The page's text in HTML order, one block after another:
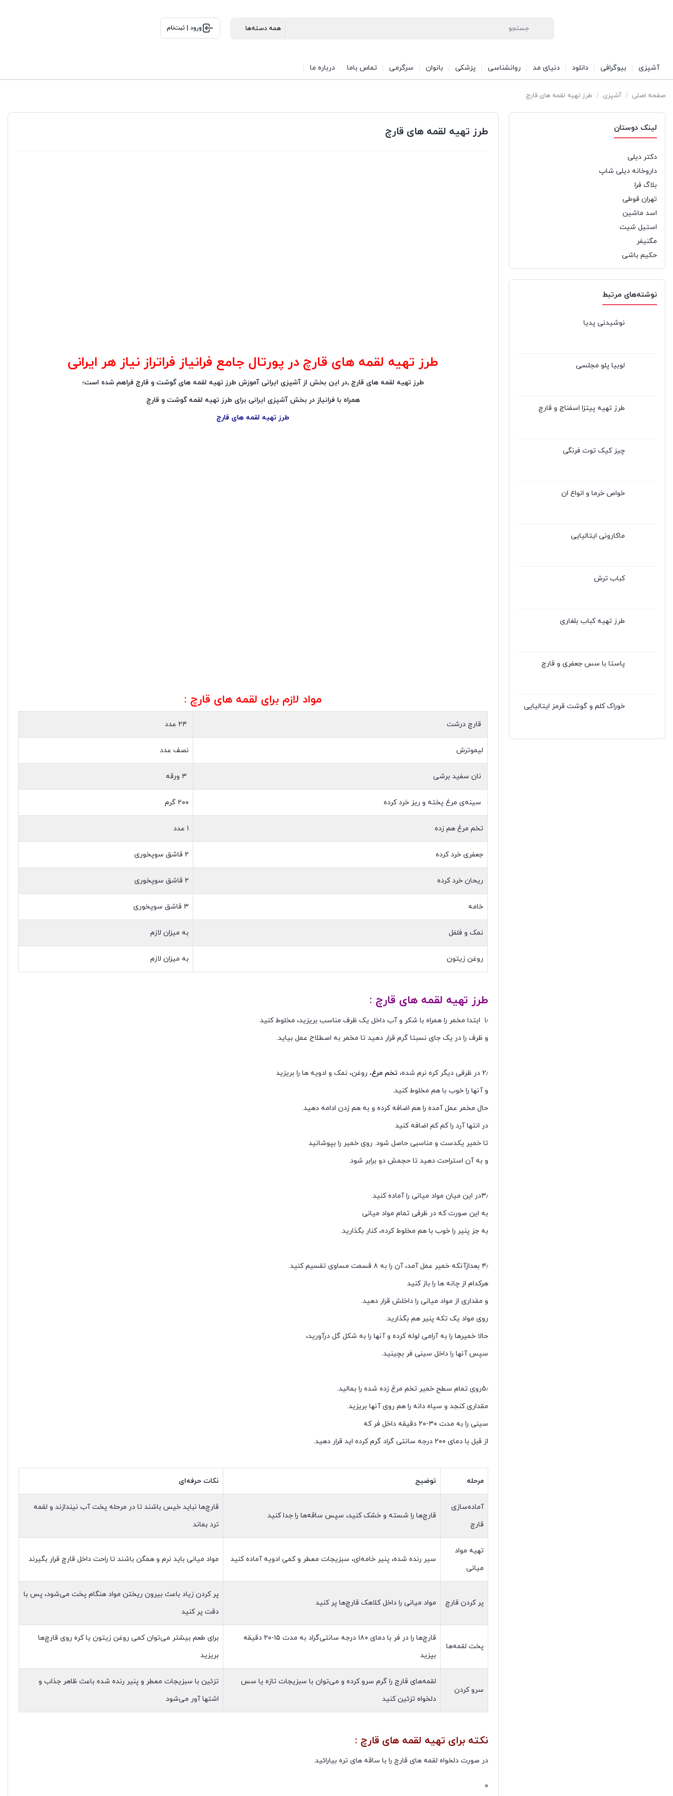
ورود | ثبت‌نام
آشپزی بیوگرافی دانلود دنیای مد روانشناسی پزشکی بانوان سرگرمی تماس باما درباره ما
صفحه اصلی / آشپزی / طرز تهیه لقمه های قارچ
لینک دوستان
دکتر دیلی
داروخانه دیلی شاپ
بلاگ فرا
تهران قوطی
اسد ماشین
استیل شیت
مگنیفر
حکیم باشی
نوشته‌های مرتبط
نوشیدنی پدیا
لوبیا پلو مجلسی
طرز تهیه پیتزا اسفناج و قارچ
چیز کیک توت فرنگی
خواص خرما و انواع ان
ماکارونی ایتالیایی
کباب ترش
طرز تهیه کباب بلغاری
پاستا با سس جعفری و قارچ
خوراک کلم و گوشت قرمز ایتالیایی
طرز تهیه لقمه های قارچ
طرز تهیه لقمه های قارچ در پورتال جامع فرانیاز فراتراز نیاز هر ایرانی
طرز تهیه لقمه های قارچ ,در این بخش از آشپزی ایرانی آموزش طرز تهیه لقمه های گوشت و قارچ فراهم شده است؛
همراه با فرانیاز در بخش آشپزی ایرانی برای طرز تهیه لقمه گوشت و قارچ
طرز تهیه لقمه های قارچ
مواد لازم برای لقمه های قارچ :
قارچ درشت
لیموترش نصف عدد
نان سفید برشی
سینه‌ی مرغ پخته و ریز خرد کرده ۲۰۰ گرم
تخم مرغ هم زده ۱ عدد
جعفری خرد کرده ۲ قاشق سوپخوری
ریحان خرد کرده ۲ قاشق سوپخوری
خامه ۳ قاشق سوپخوری
نمک و فلفل به میزان لازم
روغن زیتون به میزان لازم
طرز تهیه لقمه های قارچ :
۱٫ ابتدا مخمر را همراه با شکر و آب داخل یک ظرف مناسب بریزید، مخلوط کنید
و ظرف را در یک جای نسبتا گرم قرار دهید تا مخمر به اصطلاح عمل بیاید.
۲٫ در ظرفی دیگر کره نرم شده، تخم مرغ، روغن، نمک و ادویه ها را بریزید
و آنها را خوب با هم مخلوط کنید.
حال مخمر عمل آمده را هم اضافه کرده و به هم زدن ادامه دهید.
در انتها آرد را کم کم اضافه کنید
تا خمیر یکدست و مناسبی حاصل شود. روی خمیر را بپوشانید
و به آن استراحت دهید تا حجمش دو برابر شود.
۳٫در این میان مواد میانی را آماده کنید.
به این صورت که در ظرفی تمام مواد میانی
به جز پنیر را خوب با هم مخلوط کرده، کنار بگذارید.
۴٫ بعدازآنکه خمیر عمل آمد، آن را به ۸ قسمت مساوی تقسیم کنید.
هرکدام از چانه ها را باز کنید
و مقداری از مواد میانی را داخلش قرار دهید.
روی مواد یک تکه پنیر هم بگذارید.
حالا خمیرها را به آرامی لوله کرده و آنها را به شکل گل درآورید،
سپس آنها را داخل سینی فر بچینید.
۵٫روی تمام سطح خمیر تخم مرغ زده شده را بمالید.
مقداری کنجد و سیاه دانه را هم روی آنها بریزید.
سینی را به مدت ۳۰-۲۰ دقیقه داخل فر که
از قبل با دمای ۲۰۰ درجه سانتی گراد گرم کرده اید قرار دهید.
مرحله توضیح نکات حرفه‌ای
آماده‌سازی
قارچ
قارچ‌ها را شسته و خشک کنید، سپس ساقه‌ها را جدا کنید
قارچ‌ها نباید خیس باشند تا در مرحله پخت آب نیندازند و لقمه
ترد بماند
تهیه مواد
میانی
سیر رنده شده، پنیر خامه‌ای، سبزیجات معطر و کمی ادویه آماده کنید مواد میانی باید نرم و همگن باشند تا راحت داخل قارچ قرار بگیرند
پر کردن قارچ مواد میانی را داخل کلاهک قارچ‌ها پر کنید
پر کردن زیاد باعث بیرون ریختن مواد هنگام پخت می‌شود، پس با
دقت پر کنید
پخت لقمه‌ها
قارچ‌ها را در فر با دمای ۱۸۰ درجه سانتی‌گراد به مدت ۱۵-۲۰ دقیقه
بپزید
برای طعم بیشتر می‌توان کمی روغن زیتون یا کره روی قارچ‌ها
بریزید
سرو کردن
لقمه‌های قارچ را گرم سرو کرده و می‌توان با سبزیجات تازه یا سس
دلخواه تزئین کنید
تزئین با سبزیجات معطر و پنیر رنده شده باعث ظاهر جذاب و
اشتها آور می‌شود
نکته برای تهیه لقمه های قارچ :
در صورت دلخواه لقمه های قارچ را با ساقه های تره بیارائید.
0